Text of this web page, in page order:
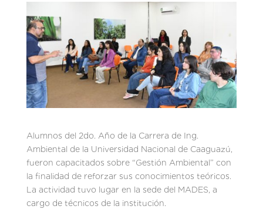
Alumnos del 2do. Año de la Carrera de Ing.
Ambiental de la Universidad Nacional de Caaguazú,
fueron capacitados sobre “Gestión Ambiental” con
la finalidad de reforzar sus conocimientos teóricos.
La actividad tuvo lugar en la sede del MADES, a
cargo de técnicos de la institución.